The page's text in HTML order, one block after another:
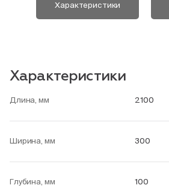
Характеристики
Характеристики
Длина, мм 2100
Ширина, мм 300
Глубина, мм 100